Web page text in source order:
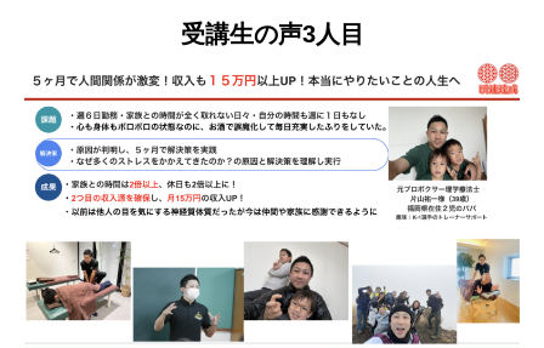
受講生の声3人目